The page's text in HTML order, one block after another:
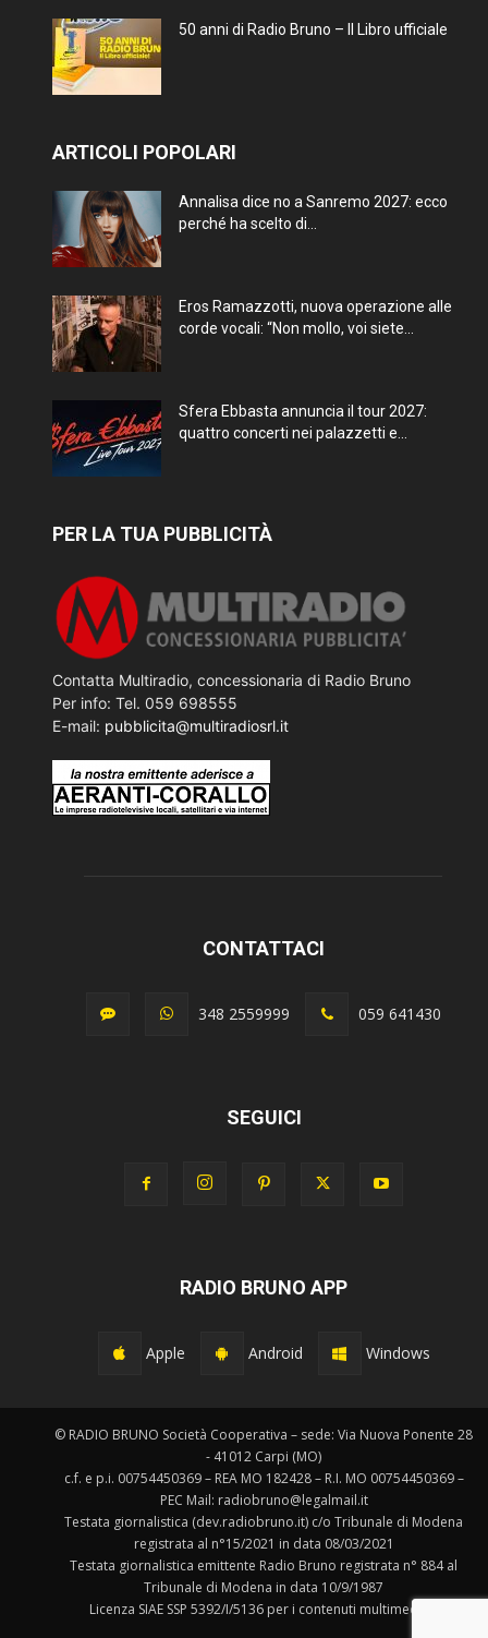
50 anni di Radio Bruno – Il Libro ufficiale
ARTICOLI POPOLARI
Annalisa dice no a Sanremo 2027: ecco
perché ha scelto di...
Eros Ramazzotti, nuova operazione alle
corde vocali: “Non mollo, voi siete...
Sfera Ebbasta annuncia il tour 2027:
quattro concerti nei palazzetti e...
PER LA TUA PUBBLICITÀ
Contatta Multiradio, concessionaria di Radio Bruno
Per info: Tel. 059 698555
E-mail: pubblicita@multiradiosrl.it
CONTATTACI
348 2559999 059 641430
SEGUICI
RADIO BRUNO APP
Apple Android Windows
© RADIO BRUNO Società Cooperativa – sede: Via Nuova Ponente 28
- 41012 Carpi (MO)
c.f. e p.i. 00754450369 – REA MO 182428 – R.I. MO 00754450369 –
PEC Mail: radiobruno@legalmail.it
Testata giornalistica (dev.radiobruno.it) c/o Tribunale di Modena
registrata al n°15/2021 in data 08/03/2021
Testata giornalistica emittente Radio Bruno registrata n° 884 al
Tribunale di Modena in data 10/9/1987
Licenza SIAE SSP 5392/I/5136 per i contenuti multimediali.